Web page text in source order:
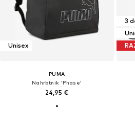
Unisex
PUMA
Nahrbtnik 'Phase'
24,95 €
3